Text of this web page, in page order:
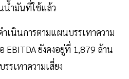
น้ำมันที่ใช้แล้ว
ำเนินการตามแผนบรรเทาความ
EBITDA ยังคงอยู่ที่ 1,879 ล้าน
รเทาความเสี่ยง